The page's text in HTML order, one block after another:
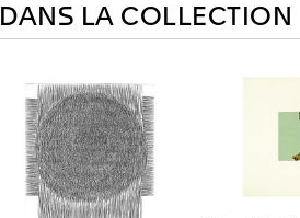
DANS LA COLLECTION